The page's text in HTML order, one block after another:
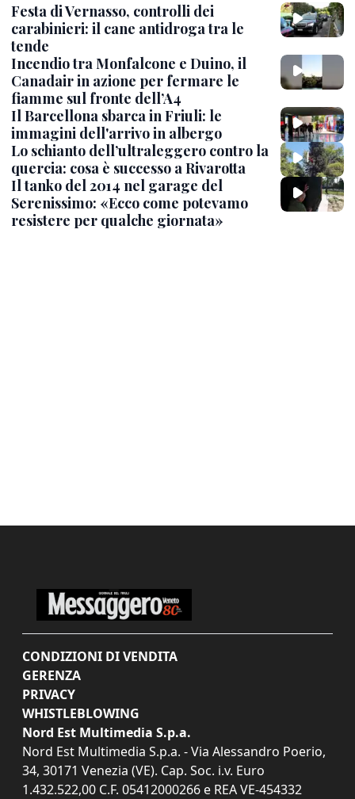
Festa di Vernasso, controlli dei
carabinieri: il cane antidroga tra le
tende
Incendio tra Monfalcone e Duino, il
Canadair in azione per fermare le
fiamme sul fronte dell’A4
Il Barcellona sbarca in Friuli: le
immagini dell'arrivo in albergo
Lo schianto dell’ultraleggero contro la
quercia: cosa è successo a Rivarotta
Il tanko del 2014 nel garage del
Serenissimo: «Ecco come potevamo
resistere per qualche giornata»
CONDIZIONI DI VENDITA
GERENZA
PRIVACY
WHISTLEBLOWING
Nord Est Multimedia S.p.a.
Nord Est Multimedia S.p.a. - Via Alessandro Poerio,
34, 30171 Venezia (VE). Cap. Soc. i.v. Euro
1.432.522,00 C.F. 05412000266 e REA VE-454332